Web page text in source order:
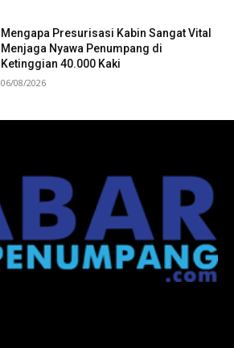
Mengapa Presurisasi Kabin Sangat Vital
Menjaga Nyawa Penumpang di
Ketinggian 40.000 Kaki
06/08/2026